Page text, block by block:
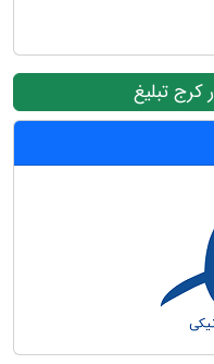
تبلیغ